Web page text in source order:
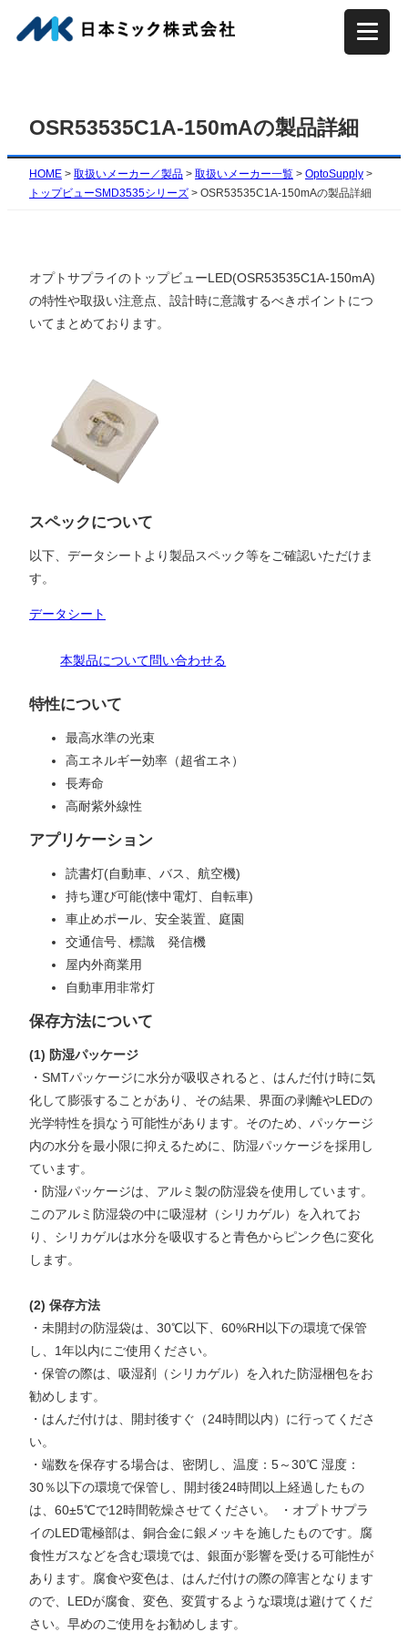
容
プ
OSR53535C1A-150mAの製品詳細
HOME > 取扱いメーカー／製品 > 取扱いメーカー一覧 > OptoSupply >
トップビューSMD3535シリーズ > OSR53535C1A-150mAの製品詳細
オプトサプライのトップビューLED(OSR53535C1A-150mA)
の特性や取扱い注意点、設計時に意識するべきポイントにつ
いてまとめております。
スペックについて
以下、データシートより製品スペック等をご確認いただけま
す。
データシート
本製品について問い合わせる
特性について
最高水準の光束
高エネルギー効率（超省エネ）
長寿命
高耐紫外線性
アプリケーション
読書灯(自動車、バス、航空機)
持ち運び可能(懐中電灯、自転車)
車止めポール、安全装置、庭園
交通信号、標識 発信機
屋内外商業用
自動車用非常灯
保存方法について
(1) 防湿パッケージ
・SMTパッケージに水分が吸収されると、はんだ付け時に気
化して膨張することがあり、その結果、界面の剥離やLEDの
光学特性を損なう可能性があります。そのため、パッケージ
内の水分を最小限に抑えるために、防湿パッケージを採用し
ています。
・防湿パッケージは、アルミ製の防湿袋を使用しています。
このアルミ防湿袋の中に吸湿材（シリカゲル）を入れてお
り、シリカゲルは水分を吸収すると青色からピンク色に変化
します。
(2) 保存方法
・未開封の防湿袋は、30℃以下、60%RH以下の環境で保管
し、1年以内にご使用ください。
・保管の際は、吸湿剤（シリカゲル）を入れた防湿梱包をお
勧めします。
・はんだ付けは、開封後すぐ（24時間以内）に行ってくださ
い。
・端数を保存する場合は、密閉し、温度：5～30℃ 湿度：
30％以下の環境で保管し、開封後24時間以上経過したもの
は、60±5℃で12時間乾燥させてください。 ・オプトサプラ
イのLED電極部は、銅合金に銀メッキを施したものです。腐
食性ガスなどを含む環境では、銀面が影響を受ける可能性が
あります。腐食や変色は、はんだ付けの際の障害となります
ので、LEDが腐食、変色、変質するような環境は避けてくだ
さい。早めのご使用をお勧めします。